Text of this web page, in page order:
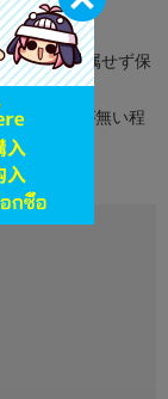
ードは付属せず保
生に支障が無い程